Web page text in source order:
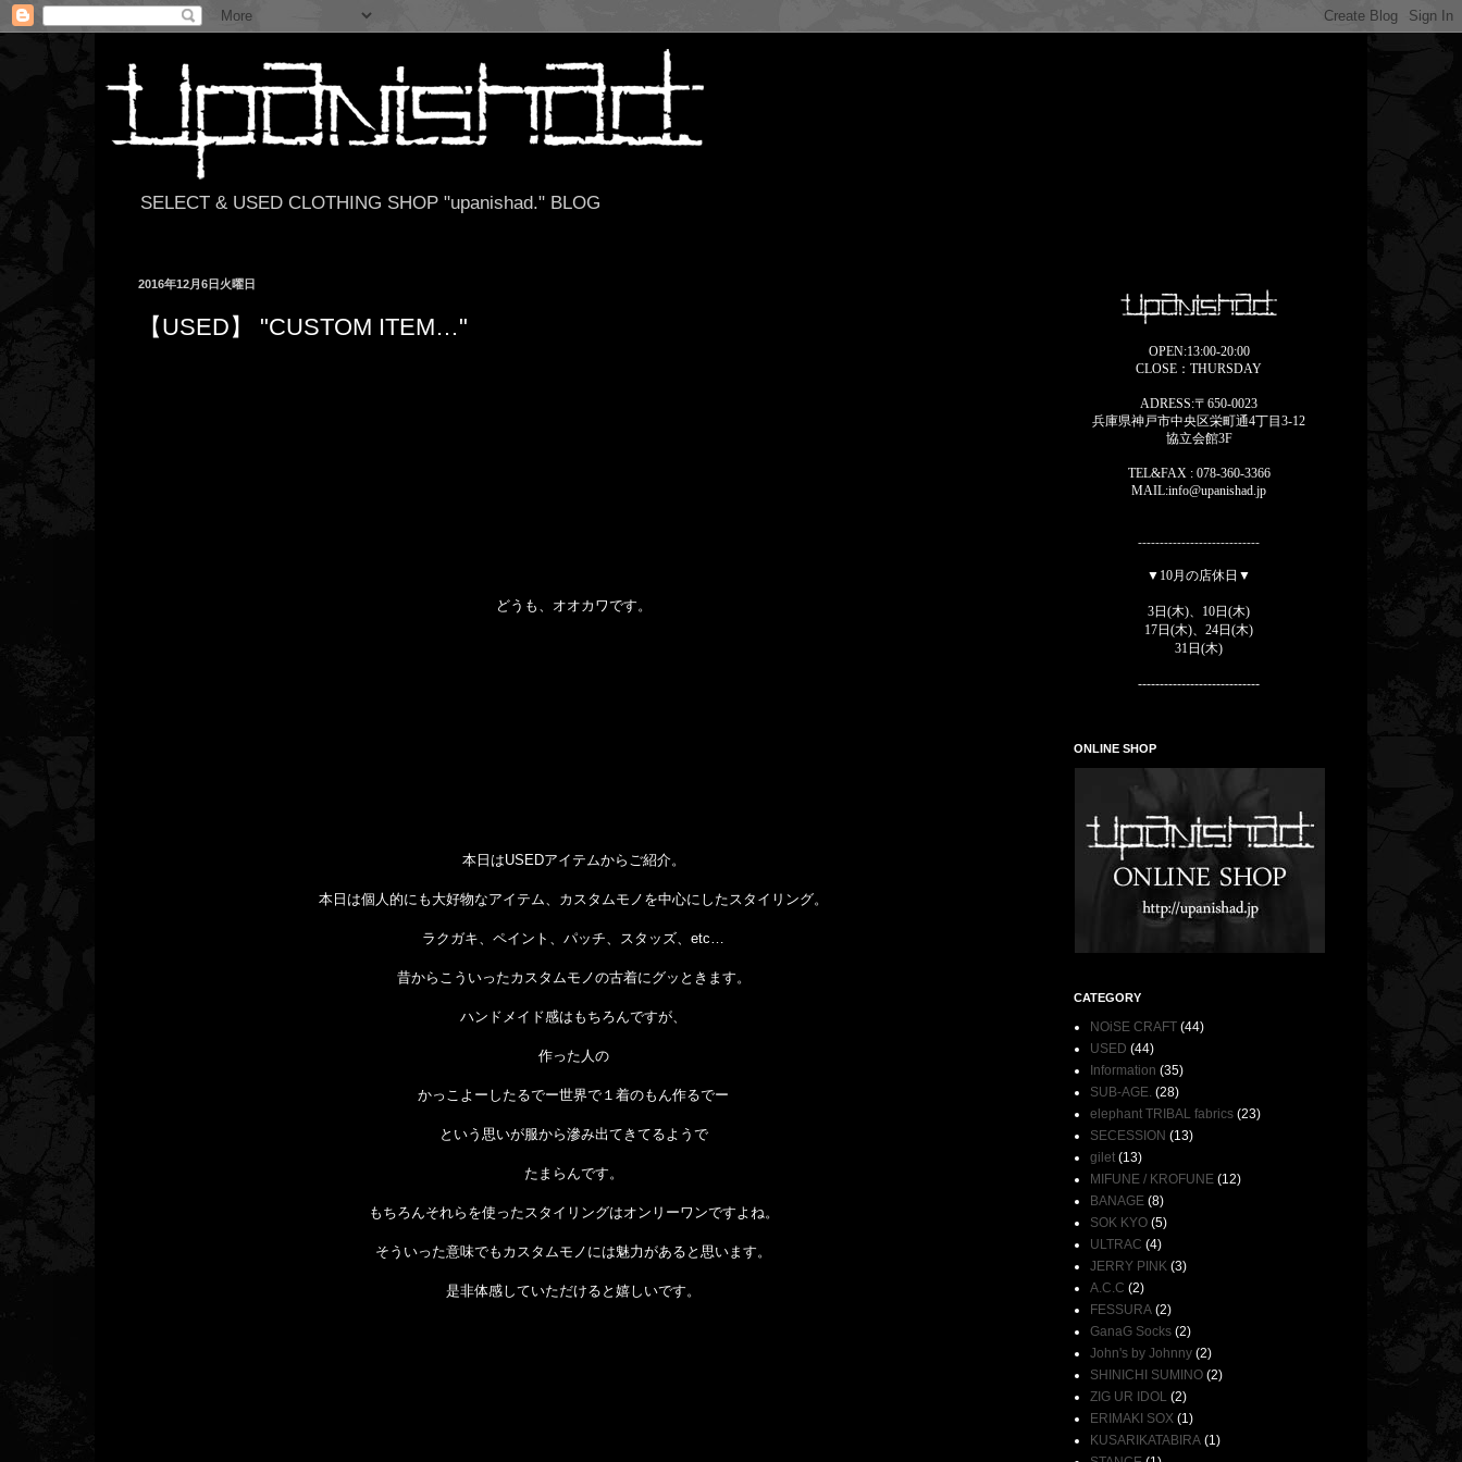
SELECT & USED CLOTHING SHOP "upanishad." BLOG
2016年12月6日火曜日
【USED】 "CUSTOM ITEM…"
どうも、オオカワです。
本日はUSEDアイテムからご紹介。
本日は個人的にも大好物なアイテム、カスタムモノを中心にしたスタイリング。
ラクガキ、ペイント、パッチ、スタッズ、etc…
昔からこういったカスタムモノの古着にグッときます。
ハンドメイド感はもちろんですが、
作った人の
かっこよーしたるでー世界で１着のもん作るでー
という思いが服から滲み出てきてるようで
たまらんです。
もちろんそれらを使ったスタイリングはオンリーワンですよね。
そういった意味でもカスタムモノには魅力があると思います。
是非体感していただけると嬉しいです。
OPEN:13:00-20:00
CLOSE：THURSDAY
ADRESS:〒650-0023
兵庫県神戸市中央区栄町通4丁目3-12
協立会館3F
TEL&FAX : 078-360-3366
MAIL:info@upanishad.jp
----------------------------
▼10月の店休日▼
3日(木)、10日(木)
17日(木)、 24日(木)
31日(木)
----------------------------
ONLINE SHOP
CATEGORY
NOiSE CRAFT (44)
USED (44)
Information (35)
SUB-AGE. (28)
elephant TRIBAL fabrics (23)
SECESSION (13)
gilet (13)
MIFUNE / KROFUNE (12)
BANAGE (8)
SOK KYO (5)
ULTRAC (4)
JERRY PINK (3)
A.C.C (2)
FESSURA (2)
GanaG Socks (2)
John's by Johnny (2)
SHINICHI SUMINO (2)
ZIG UR IDOL (2)
ERIMAKI SOX (1)
KUSARIKATABIRA (1)